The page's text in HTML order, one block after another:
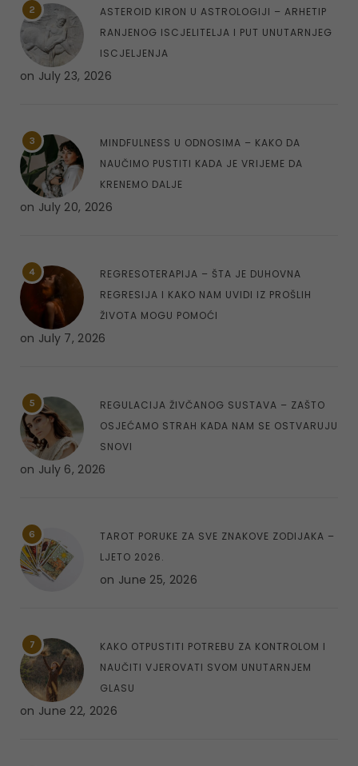
2
ASTEROID KIRON U ASTROLOGIJI – ARHETIP
RANJENOG ISCJELITELJA I PUT UNUTARNJEG
ISCJELJENJA
on July 23, 2026
3
MINDFULNESS U ODNOSIMA – KAKO DA
NAUČIMO PUSTITI KADA JE VRIJEME DA
KRENEMO DALJE
on July 20, 2026
4
REGRESOTERAPIJA – ŠTA JE DUHOVNA
REGRESIJA I KAKO NAM UVIDI IZ PROŠLIH
ŽIVOTA MOGU POMOĆI
on July 7, 2026
5
REGULACIJA ŽIVČANOG SUSTAVA – ZAŠTO
OSJEĆAMO STRAH KADA NAM SE OSTVARUJU
SNOVI
on July 6, 2026
6
TAROT PORUKE ZA SVE ZNAKOVE ZODIJAKA –
LJETO 2026.
on June 25, 2026
7
KAKO OTPUSTITI POTREBU ZA KONTROLOM I
NAUČITI VJEROVATI SVOM UNUTARNJEM
GLASU
on June 22, 2026